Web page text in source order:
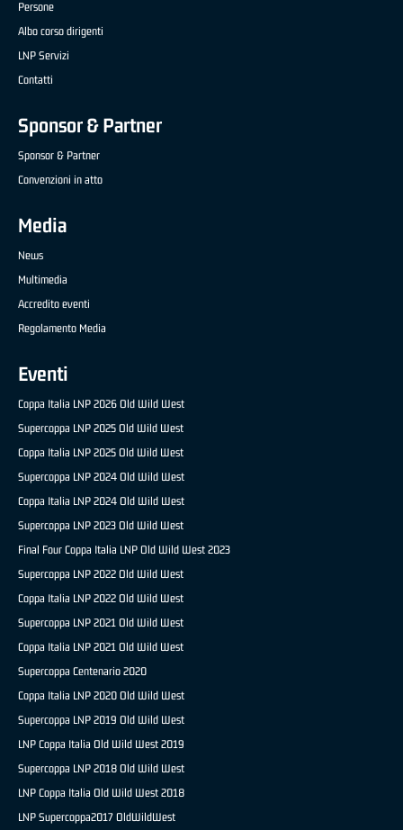
Persone
Albo corso dirigenti
LNP Servizi
Contatti
Sponsor & Partner
Sponsor & Partner
Convenzioni in atto
Media
News
Multimedia
Accredito eventi
Regolamento Media
Eventi
Coppa Italia LNP 2026 Old Wild West
Supercoppa LNP 2025 Old Wild West
Coppa Italia LNP 2025 Old Wild West
Supercoppa LNP 2024 Old Wild West
Coppa Italia LNP 2024 Old Wild West
Supercoppa LNP 2023 Old Wild West
Final Four Coppa Italia LNP Old Wild West 2023
Supercoppa LNP 2022 Old Wild West
Coppa Italia LNP 2022 Old Wild West
Supercoppa LNP 2021 Old Wild West
Coppa Italia LNP 2021 Old Wild West
Supercoppa Centenario 2020
Coppa Italia LNP 2020 Old Wild West
Supercoppa LNP 2019 Old Wild West
LNP Coppa Italia Old Wild West 2019
Supercoppa LNP 2018 Old Wild West
LNP Coppa Italia Old Wild West 2018
LNP Supercoppa2017 OldWildWest